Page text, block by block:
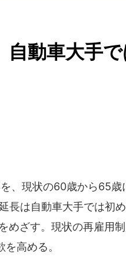
動車大手で
、現状の60歳から65歳
長は自動車大手では初
めざす。現状の再雇用
高める。